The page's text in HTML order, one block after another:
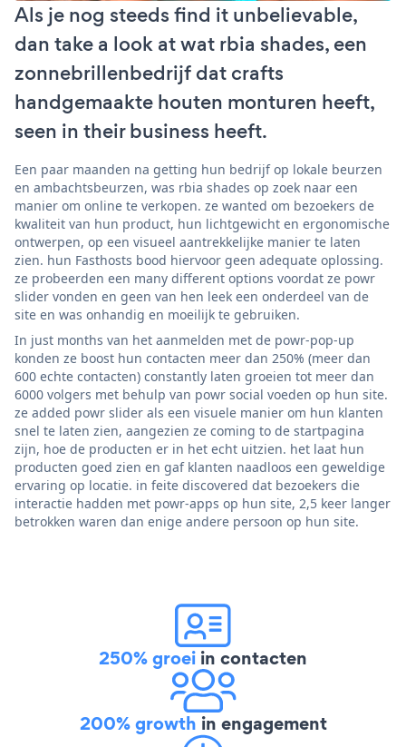
Als je nog steeds find it unbelievable,
dan take a look at wat rbia shades, een
zonnebrillenbedrijf dat crafts
handgemaakte houten monturen heeft,
seen in their business heeft.
Een paar maanden na getting hun bedrijf op lokale beurzen
en ambachtsbeurzen, was rbia shades op zoek naar een
manier om online te verkopen. ze wanted om bezoekers de
kwaliteit van hun product, hun lichtgewicht en ergonomische
ontwerpen, op een visueel aantrekkelijke manier te laten
zien. hun Fasthosts bood hiervoor geen adequate oplossing.
ze probeerden een many different options voordat ze powr
slider vonden en geen van hen leek een onderdeel van de
site en was onhandig en moeilijk te gebruiken.
In just months van het aanmelden met de powr-pop-up
konden ze boost hun contacten meer dan 250% (meer dan
600 echte contacten) constantly laten groeien tot meer dan
6000 volgers met behulp van powr social voeden op hun site.
ze added powr slider als een visuele manier om hun klanten
snel te laten zien, aangezien ze coming to de startpagina
zijn, hoe de producten er in het echt uitzien. het laat hun
producten goed zien en gaf klanten naadloos een geweldige
ervaring op locatie. in feite discovered dat bezoekers die
interactie hadden met powr-apps op hun site, 2,5 keer langer
betrokken waren dan enige andere persoon op hun site.
250% groei in contacten
200% growth in engagement